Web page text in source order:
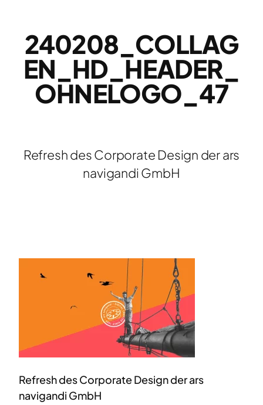
240208_COLLAG
EN_HD_HEADER_
OHNELOGO_47
Refresh des Corporate Design der ars
navigandi GmbH
Refresh des Corporate Design der ars
navigandi GmbH